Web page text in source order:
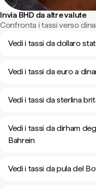
Invia BHD da altre valute
Confronta i tassi verso
Vedi i tassi da dollaro
Vedi i tassi da euro a
Vedi i tassi da sterlina
Vedi i tassi da dirham
Bahrein
Vedi i tassi da pula del